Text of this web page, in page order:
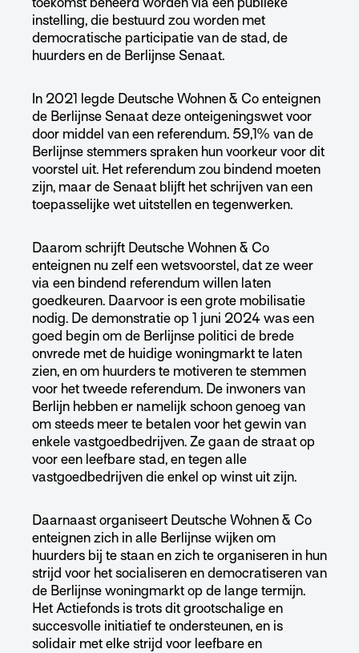
instelling, die bestuurd zou worden met
democratische participatie van de stad, de
huurders en de Berlijnse Senaat.
In 2021 legde Deutsche Wohnen & Co enteignen
de Berlijnse Senaat deze onteigeningswet voor
door middel van een referendum. 59,1% van de
Berlijnse stemmers spraken hun voorkeur voor dit
voorstel uit. Het referendum zou bindend moeten
zijn, maar de Senaat blijft het schrijven van een
toepasselijke wet uitstellen en tegenwerken.
Daarom schrijft Deutsche Wohnen & Co
enteignen nu zelf een wetsvoorstel, dat ze weer
via een bindend referendum willen laten
goedkeuren. Daarvoor is een grote mobilisatie
nodig. De demonstratie op 1 juni 2024 was een
goed begin om de Berlijnse politici de brede
onvrede met de huidige woningmarkt te laten
zien, en om huurders te motiveren te stemmen
voor het tweede referendum. De inwoners van
Berlijn hebben er namelijk schoon genoeg van
om steeds meer te betalen voor het gewin van
enkele vastgoedbedrijven. Ze gaan de straat op
voor een leefbare stad, en tegen alle
vastgoedbedrijven die enkel op winst uit zijn.
Daarnaast organiseert Deutsche Wohnen & Co
enteignen zich in alle Berlijnse wijken om
huurders bij te staan en zich te organiseren in hun
strijd voor het socialiseren en democratiseren van
de Berlijnse woningmarkt op de lange termijn.
Het Actiefonds is trots dit grootschalige en
succesvolle initiatief te ondersteunen, en is
solidair met elke strijd voor leefbare en